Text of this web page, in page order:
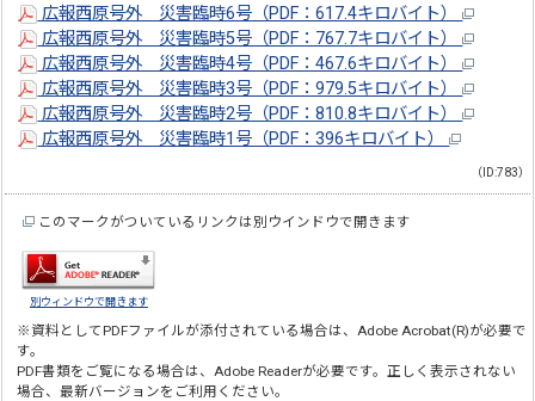
広報西原号外 災害臨時6号（PDF：617.4キロバイト）
広報西原号外 災害臨時5号（PDF：767.7キロバイト）
広報西原号外 災害臨時4号（PDF：467.6キロバイト）
広報西原号外 災害臨時3号（PDF：979.5キロバイト）
広報西原号外 災害臨時2号（PDF：810.8キロバイト）
広報西原号外 災害臨時1号（PDF：396キロバイト）
（ID:783）
このマークがついているリンクは別ウインドウで開きます
別ウィンドウで開きます
※資料としてPDFファイルが添付されている場合は、Adobe Acrobat(R)が必要で
す。
PDF書類をご覧になる場合は、Adobe Readerが必要です。正しく表示されない
場合、最新バージョンをご利用ください。